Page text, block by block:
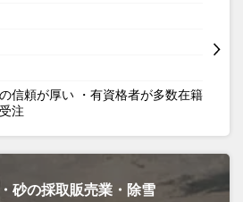
信頼が厚い ・有資格者が多数在籍
注
砂の採取販売業・除雪